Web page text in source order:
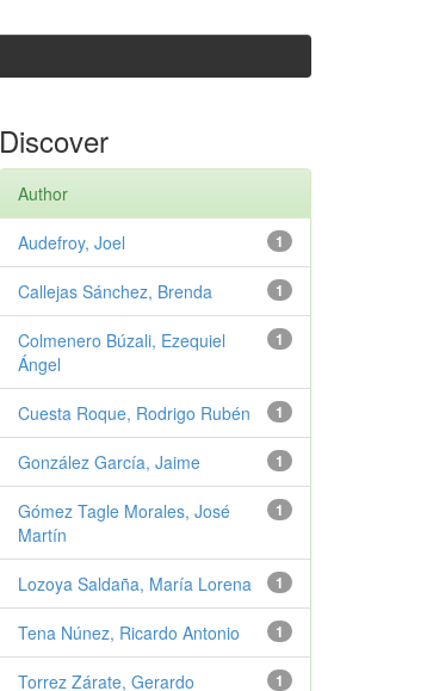
Discover
Author
1
Audefroy, Joel
1
Callejas Sánchez, Brenda
1
Colmenero Búzali, Ezequiel
Ángel
1
Cuesta Roque, Rodrigo Rubén
1
González García, Jaime
1
Gómez Tagle Morales, José
Martín
1
Lozoya Saldaña, María Lorena
1
Tena Núnez, Ricardo Antonio
1
Torrez Zárate, Gerardo